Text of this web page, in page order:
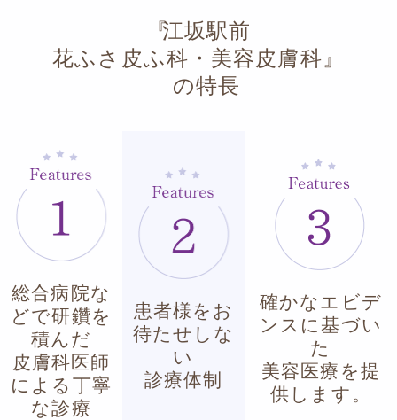
江坂駅前
花ふさ皮ふ科・美容皮膚科
の特長
総合病院な
どで研鑽を
積んだ
皮膚科医師
による丁寧
な診療
患者様をお
待たせしな
い
診療体制
確かなエビデ
ンスに基づい
た
美容医療を提
供します。